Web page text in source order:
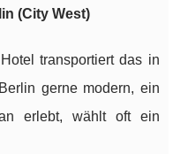
(City West)
transportiert das in
gerne modern, ein
erlebt, wählt oft ein